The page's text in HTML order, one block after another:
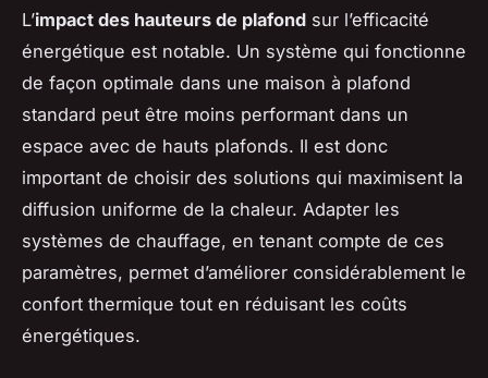
L’impact des hauteurs de plafond sur l’efficacité
énergétique est notable. Un système qui fonctionne
de façon optimale dans une maison à plafond
standard peut être moins performant dans un
espace avec de hauts plafonds. Il est donc
important de choisir des solutions qui maximisent la
diffusion uniforme de la chaleur. Adapter les
systèmes de chauffage, en tenant compte de ces
paramètres, permet d’améliorer considérablement le
confort thermique tout en réduisant les coûts
énergétiques.